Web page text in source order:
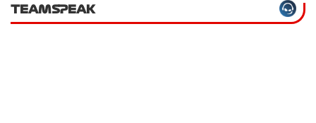
TEAMSPEAK